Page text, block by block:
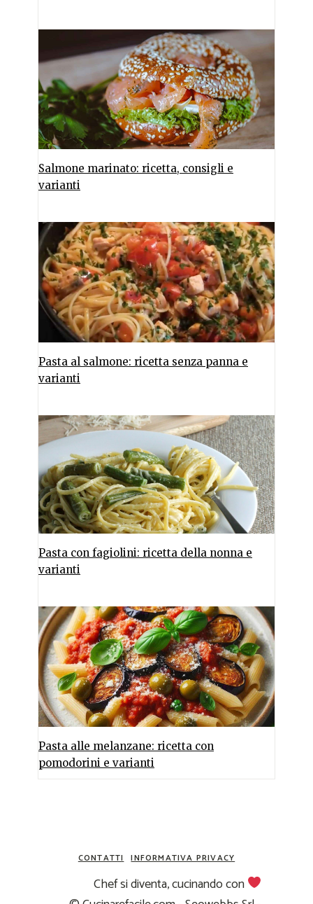
Salmone marinato: ricetta, consigli e
varianti
Pasta al salmone: ricetta senza panna e
varianti
Pasta con fagiolini: ricetta della nonna e
varianti
Pasta alle melanzane: ricetta con
pomodorini e varianti
CONTATTI INFORMATIVA PRIVACY
Chef si diventa, cucinando con